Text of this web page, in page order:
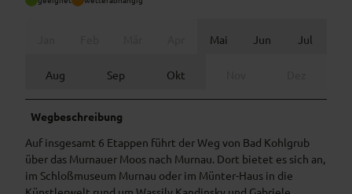
Mai Jun Jul
Aug Sep Okt
Wegbeschreibung
Auf insgesamt 6 Etappen führt der Weg von Bad Kohlgrub
über das Murnauer Moos nach Murnau. Dort bietet es sich an,
im Schloßmuseum Murnau oder im Münter-Haus in die